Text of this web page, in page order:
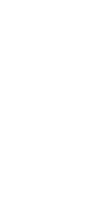
す。初心者が見
わり、軽自動車
トカー
円〜34,500
能によってガソ
年間1万km走行
と10km/Lの車で
生まれることも